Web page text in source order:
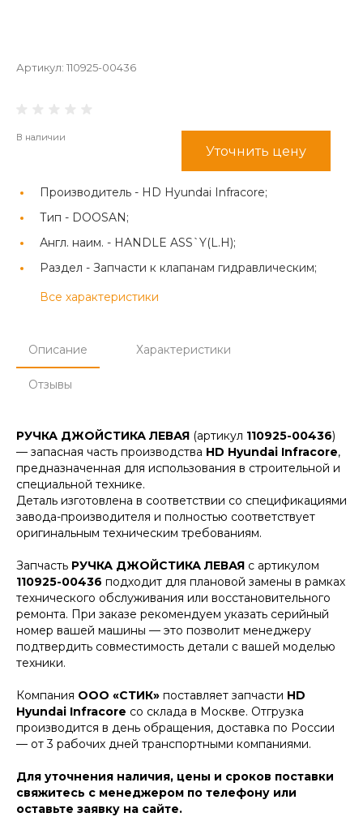
Артикул: 110925-00436
В наличии
Уточнить цену
Производитель - HD Hyundai Infracore;
Тип - DOOSAN;
Англ. наим. - HANDLE ASS`Y(L.H);
Раздел - Запчасти к клапанам гидравлическим;
Все характеристики
Описание Характеристики
Отзывы
РУЧКА ДЖОЙСТИКА ЛЕВАЯ (артикул 110925-00436)
— запасная часть производства HD Hyundai Infracore,
предназначенная для использования в строительной и
специальной технике.
Деталь изготовлена в соответствии со спецификациями
завода-производителя и полностью соответствует
оригинальным техническим требованиям.
Запчасть РУЧКА ДЖОЙСТИКА ЛЕВАЯ с артикулом
110925-00436 подходит для плановой замены в рамках
технического обслуживания или восстановительного
ремонта. При заказе рекомендуем указать серийный
номер вашей машины — это позволит менеджеру
подтвердить совместимость детали с вашей моделью
техники.
Компания ООО «СТИК» поставляет запчасти HD
Hyundai Infracore со склада в Москве. Отгрузка
производится в день обращения, доставка по России
— от 3 рабочих дней транспортными компаниями.
Для уточнения наличия, цены и сроков поставки
свяжитесь с менеджером по телефону или
оставьте заявку на сайте.